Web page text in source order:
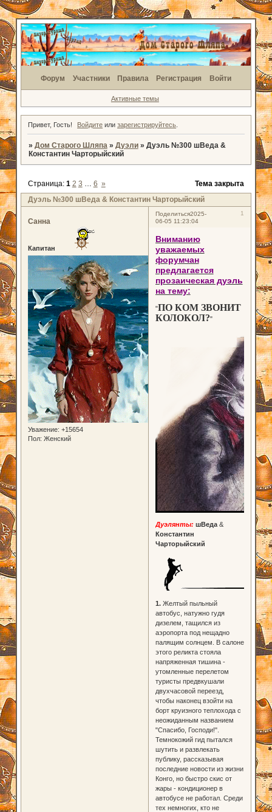
Форум Участники Правила Регистрация Войти
Активные темы
Привет, Гость! Войдите илизарегистрируйтесь
» Дом Старого Шляпа » Дуэли » Дуэль №300 шВеда &
Константин Чарторыйский
Дуэль №300 шВеда & Константин Чарторыйский
Страница: 1 2 3 … 6 » Тема закрыта
Поделиться 1
2025-
06-05 11:23:04
Санна
Капитан
Уважение: +15654
Пол: Женский
Вниманию
уважаемых
форумчан
предлагается
прозаическая дуэль
на тему:
"ПО КОМ ЗВОНИТ
КОЛОКОЛ?"
Дуэлянты: шВеда&
Константин
Чарторыйский
1.Желтый пыльный
автобус, натужно гудя
дизелем, тащился из
аэропорта под нещадно
палящим солнцем. В салоне
этого реликта стояла
напряженная тишина -
утомленные перелетом
туристы предвкушали
двухчасовой переезд,
чтобы наконец взойти на
борт круизного теплохода с
неожиданным названием
"Спасибо, Господи!".
Темнокожий гид пытался
шутить и развлекать
публику, рассказывая
последние новости из жизни
Конго, но быстро скис от
жары - кондиционер в
автобусе не работал. Среди
тех немногих, кто не